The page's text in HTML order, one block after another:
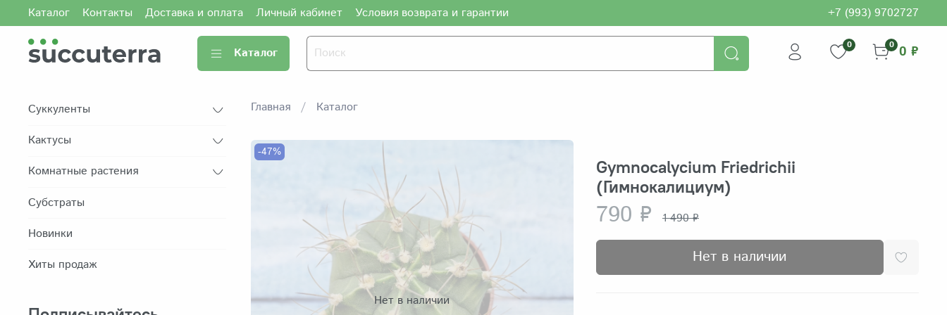
Каталог Контакты Доставка и оплата Личный кабинет Условия возврата и гарантии +7 (993) 9702727
Каталог
0 0 0 ₽
Главная Каталог
Нет в наличии
-47%
Gymnocalycium Friedrichii
(Гимнокалициум)
790 ₽ 1 490 ₽
Нет в наличии
Суккуленты
Кактусы
Комнатные растения
Субстраты
Новинки
Хиты продаж